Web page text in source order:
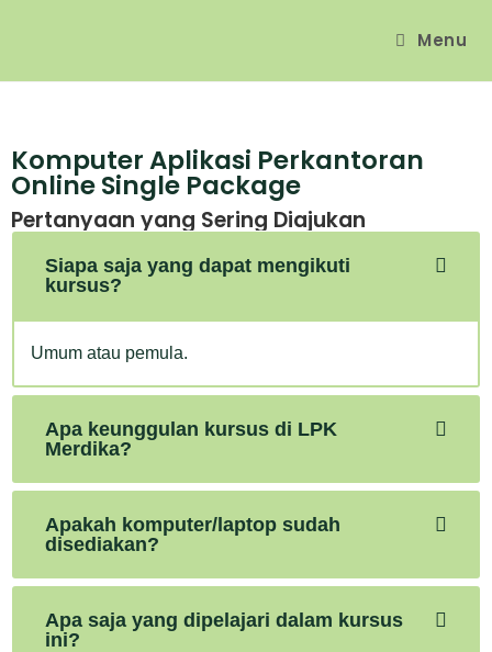
Menu
Komputer Aplikasi Perkantoran
Online Single Package
Pertanyaan yang Sering Diajukan
Siapa saja yang dapat mengikuti
kursus?
Umum atau pemula.
Apa keunggulan kursus di LPK
Merdika?
Apakah komputer/laptop sudah
disediakan?
Apa saja yang dipelajari dalam kursus
ini?